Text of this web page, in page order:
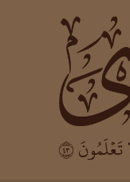
طريقة البحث
ذكي